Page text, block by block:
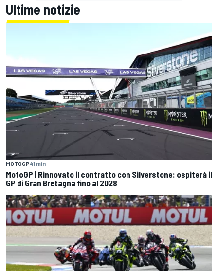
Ultime notizie
MOTOGP41 min
MotoGP | Rinnovato il contratto con Silverstone: ospiterà il
GP di Gran Bretagna fino al 2028